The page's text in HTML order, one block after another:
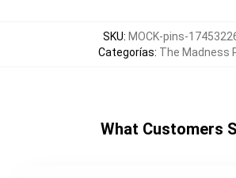
SKU: MOCK-pins-
Categorías: The Madness
What Customers